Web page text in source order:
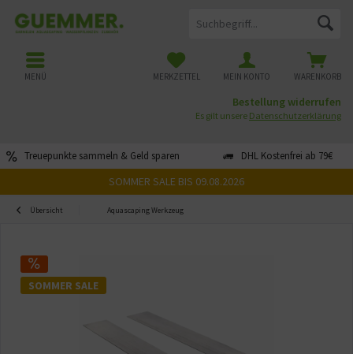
Treuepunkte sammeln & Geld sparen DHL Kostenfrei ab 79€
WARENKORB
MERKZETTEL MEIN KONTO
MENÜ
Bestellung widerrufen
Es gilt unsere Datenschutzerklärung
SOMMER SALE BIS 09.08.2026
Übersicht Aquascaping Werkzeug
SOMMER SALE